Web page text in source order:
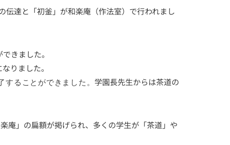
伝達と「初釜」が和楽庵（作法室）で行われまし
きました。
りました。
ることができました。 学園長先生からは茶道の
庵」の扁額が掲げられ、多くの学生が「茶道」や